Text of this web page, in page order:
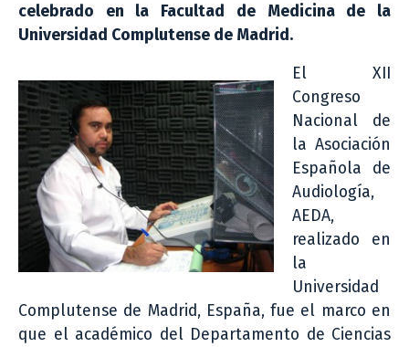
celebrado en la Facultad de Medicina de la
Universidad Complutense de Madrid.
El XII
Congreso
Nacional de
la Asociación
Española de
Audiología,
AEDA,
realizado en
la
Universidad
Complutense de Madrid, España, fue el marco en
que el académico del Departamento de Ciencias